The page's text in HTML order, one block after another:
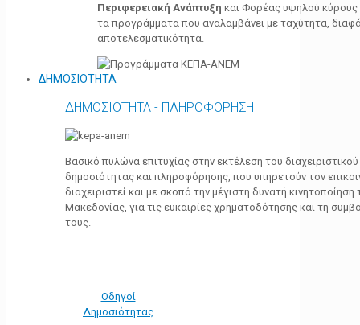
Περιφερειακή Ανάπτυξη και Φορέας υψηλού κύρους
τα προγράμματα που αναλαμβάνει με ταχύτητα,
αποτελεσματικότητα.
ΔΗΜΟΣΙΟΤΗΤΑ
ΔΗΜΟΣΙΟΤΗΤΑ - ΠΛΗΡΟΦΟΡΗΣΗ
Βασικό πυλώνα επιτυχίας στην εκτέλεση του
δημοσιότητας και πληροφόρησης, που υπηρετούν τον
διαχειριστεί και με σκοπό την μέγιστη δυνατή
Μακεδονίας, για τις ευκαιρίες χρηματοδότησης και τη
τους.
Οδηγοί
Δημοσιότητας